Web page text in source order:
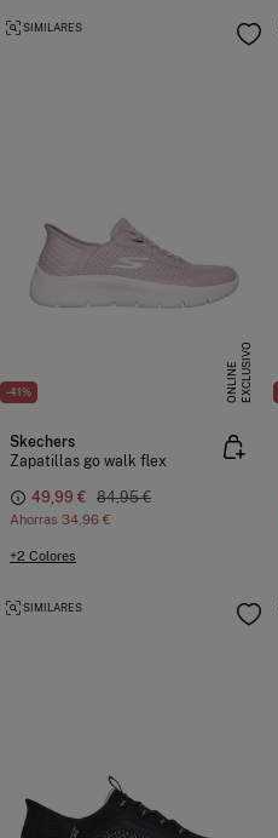
-41% E
X
C
L
U
SI
V
O
O
N
L
I
N
E
SIMILARES
Skechers
Zapatillas go walk flex
49,99 € 84,95 €
Ahorras 34,96 €
+2 Colores
SIMILARES